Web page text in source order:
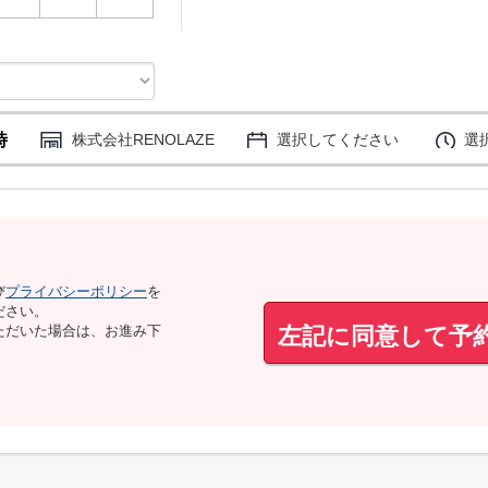
株式会社RENOLAZE 選択してください 選
プライバシーポリシーを
い。
だいた場合は、お進み下
左記に同意して予